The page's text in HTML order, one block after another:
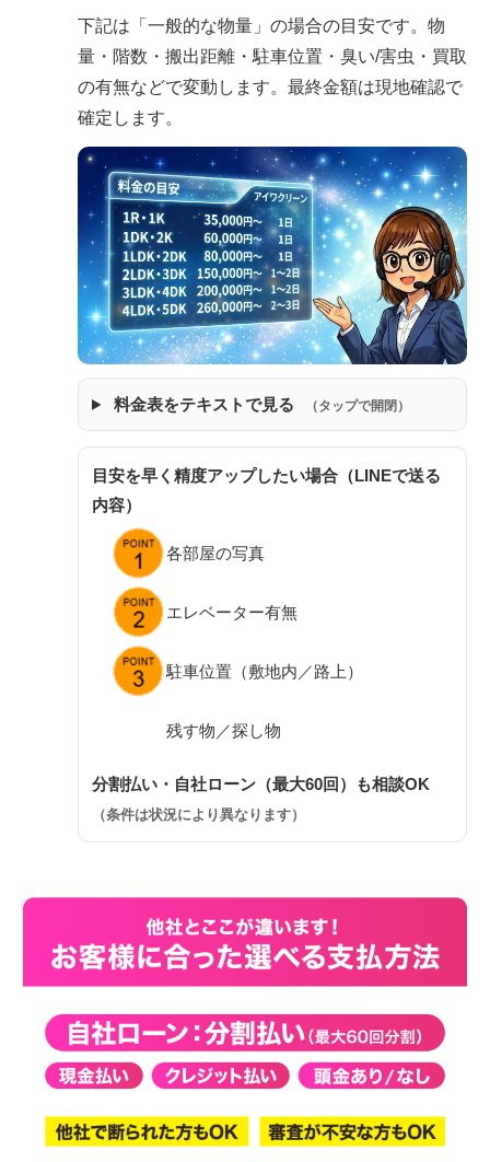
下記は「一般的な物量」の場合の目安です。物
量・階数・搬出距離・駐車位置・臭い/害虫・買取
の有無などで変動します。最終金額は現地確認で
確定します。
料金表をテキストで見る （タップで開閉）
目安を早く精度アップしたい場合（LINEで送る
内容）
各部屋の写真
エレベーター有無
駐車位置（敷地内／路上）
残す物／探し物
分割払い・自社ローン（最大60回）も相談OK
（条件は状況により異なります）